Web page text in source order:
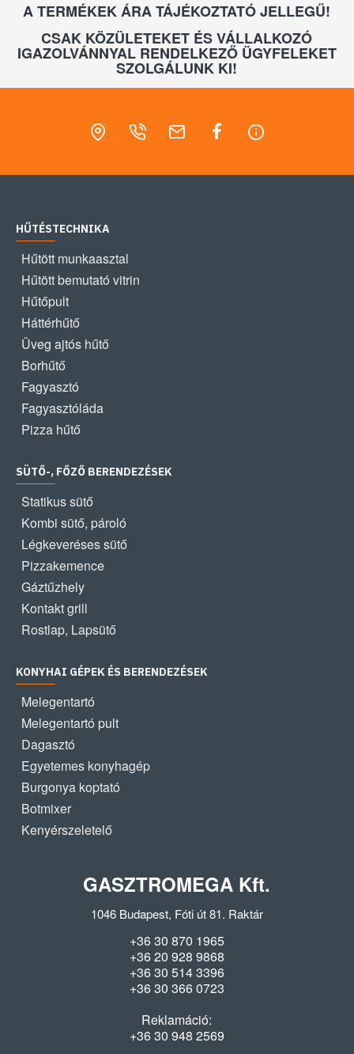
A TERMÉKEK ÁRA TÁJÉKOZTATÓ JELLEGŰ!
CSAK KÖZÜLETEKET ÉS VÁLLALKOZÓ
IGAZOLVÁNNYAL RENDELKEZŐ ÜGYFELEKET
SZOLGÁLUNK KI!
HŰTÉSTECHNIKA
Hűtött munkaasztal
Hűtött bemutató vitrin
Hűtőpult
Háttérhűtő
Üveg ajtós hűtő
Borhűtő
Fagyasztó
Fagyasztóláda
Pizza hűtő
SÜTŐ-, FŐZŐ BERENDEZÉSEK
Statikus sütő
Kombi sütő, pároló
Légkeveréses sütő
Pizzakemence
Gáztűzhely
Kontakt grill
Rostlap, Lapsütő
KONYHAI GÉPEK ÉS BERENDEZÉSEK
Melegentartó
Melegentartó pult
Dagasztó
Egyetemes konyhagép
Burgonya koptató
Botmixer
Kenyérszeletelő
GASZTROMEGA Kft.
1046 Budapest, Fóti út 81. Raktár
+36 30 870 1965
+36 20 928 9868
+36 30 514 3396
+36 30 366 0723
Reklamáció:
+36 30 948 2569